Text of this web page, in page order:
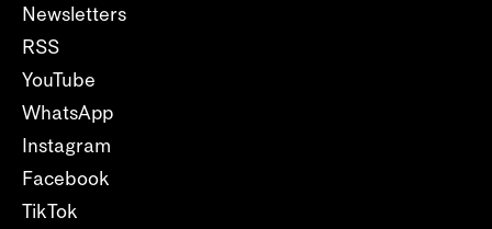
Newsletters
RSS
YouTube
WhatsApp
Instagram
Facebook
TikTok